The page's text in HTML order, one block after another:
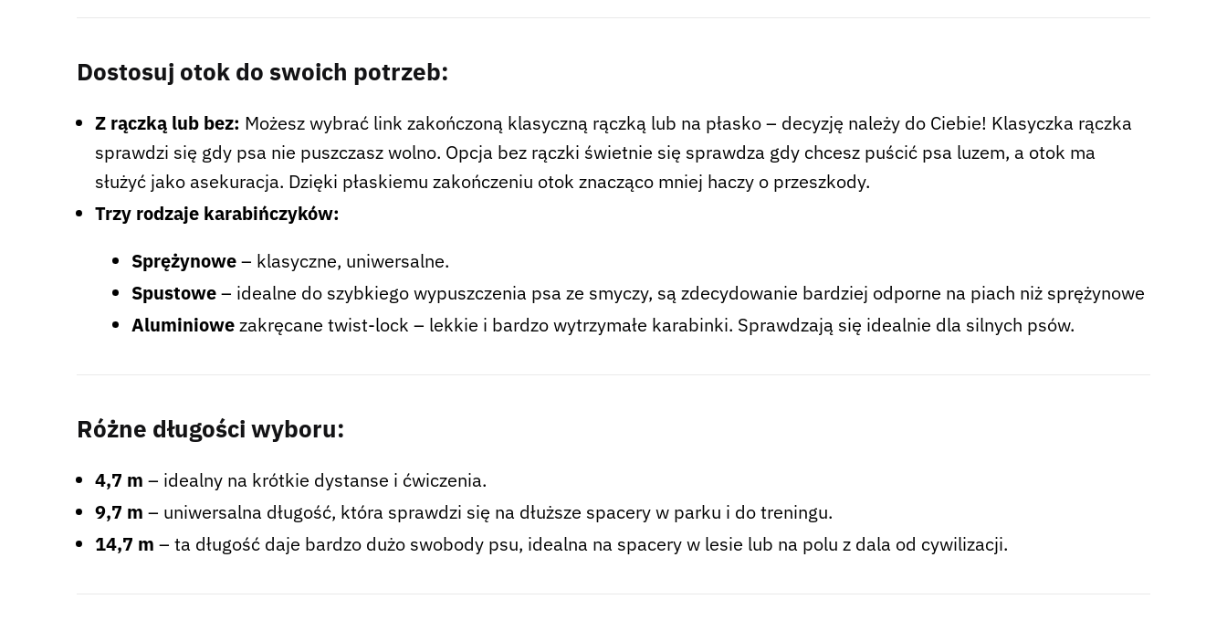
Dostosuj otok do swoich potrzeb:
Z rączką lub bez: Możesz wybrać link zakończoną klasyczną rączką lub na płasko – decyzję należy do Ciebie! Klasyczka rączka
sprawdzi się gdy psa nie puszczasz wolno. Opcja bez rączki świetnie się sprawdza gdy chcesz puścić psa luzem, a otok ma
służyć jako asekuracja. Dzięki płaskiemu zakończeniu otok znacząco mniej haczy o przeszkody.
Trzy rodzaje karabińczyków:
Sprężynowe– klasyczne, uniwersalne.
Spustowe– idealne do szybkiego wypuszczenia psa ze smyczy, są zdecydowanie bardziej odporne na piach niż sprężynowe
Aluminiowezakręcane twist-lock – lekkie i bardzo wytrzymałe karabinki. Sprawdzają się idealnie dla silnych psów.
Różne długości wyboru:
4,7 m – idealny na krótkie dystanse i ćwiczenia.
9,7 m – uniwersalna długość, która sprawdzi się na dłuższe spacery w parku i do treningu.
14,7 m – ta długość daje bardzo dużo swobody psu, idealna na spacery w lesie lub na polu z dala od cywilizacji.